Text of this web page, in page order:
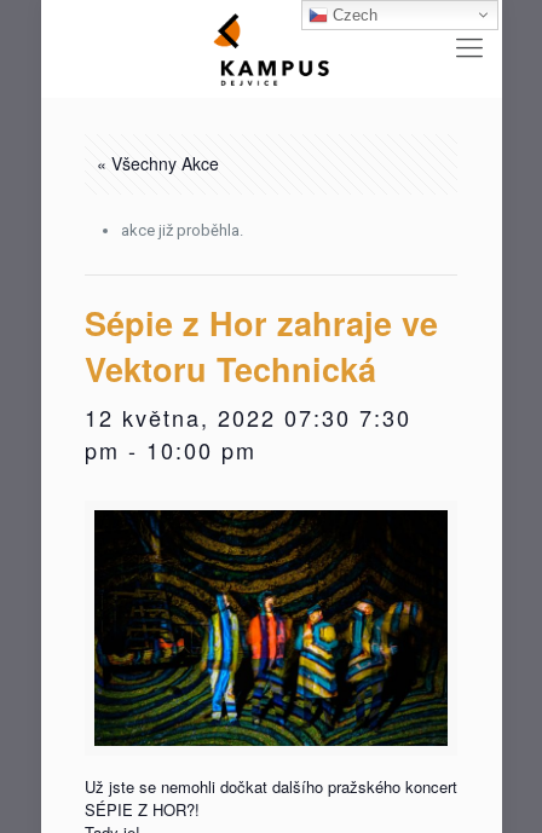
« Všechny Akce
akce již proběhla.
Sépie z Hor zahraje ve
Vektoru Technická
12 května, 2022 07:30 7:30
pm - 10:00 pm
Už jste se nemohli dočkat dalšího pražského koncertu
SÉPIE Z HOR?!
Czech